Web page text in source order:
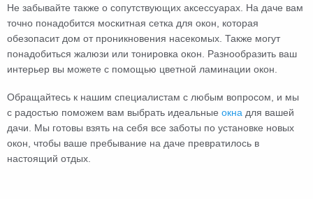
Не забывайте также о сопутствующих аксессуарах. На даче вам
точно понадобится москитная сетка для окон, которая
обезопасит дом от проникновения насекомых. Также могут
понадобиться жалюзи или тонировка окон. Разнообразить ваш
интерьер вы можете с помощью цветной ламинации окон.
Обращайтесь к нашим специалистам с любым вопросом, и мы
с радостью поможем вам выбрать идеальные окна для вашей
дачи. Мы готовы взять на себя все заботы по установке новых
окон, чтобы ваше пребывание на даче превратилось в
настоящий отдых.